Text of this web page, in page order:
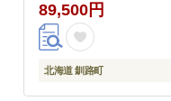
89,500円
北海道 釧路町